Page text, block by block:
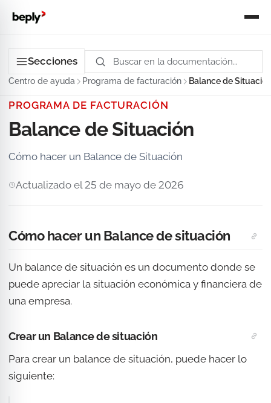
Secciones
Centro de ayuda Programa de facturación Balance de Situación
PROGRAMA DE FACTURACIÓN
Balance de Situación
Cómo hacer un Balance de Situación
Actualizado el 25 de mayo de 2026
Cómo hacer un Balance de situación
Un balance de situación es un documento donde se
puede apreciar la situación económica y financiera de
una empresa.
Crear un Balance de situación
Para crear un balance de situación, puede hacer lo
siguiente: